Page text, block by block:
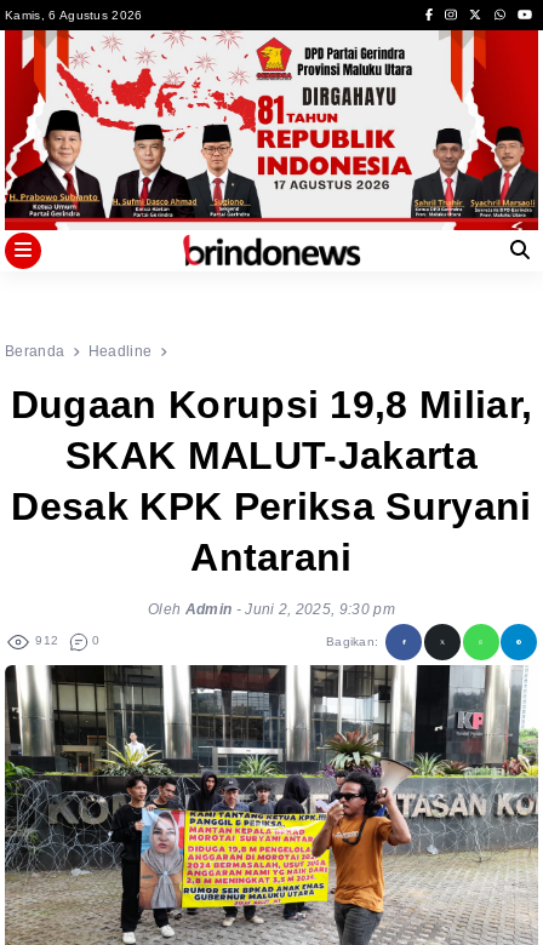
toKamis, 6 Agustus 2026
Beranda Headline
Dugaan Korupsi 19,8 Miliar,
SKAK MALUT-Jakarta
Desak KPK Periksa Suryani
Antarani
Oleh Admin -Juni 2, 2025, 9:30 pm
912 0 Bagikan: